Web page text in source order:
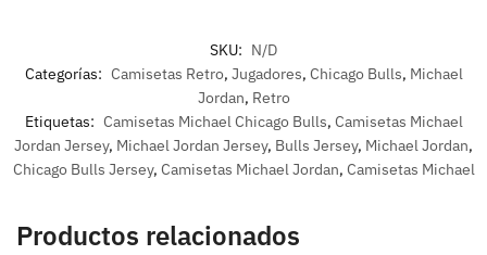
SKU: N/D
Categorías: Camisetas Retro, Jugadores, Chicago Bulls, Michael
Jordan, Retro
Etiquetas: Camisetas Michael Chicago Bulls, Camisetas Michael
Jordan Jersey, Michael Jordan Jersey, Bulls Jersey, Michael Jordan,
Chicago Bulls Jersey, Camisetas Michael Jordan, Camisetas Michael
Productos relacionados